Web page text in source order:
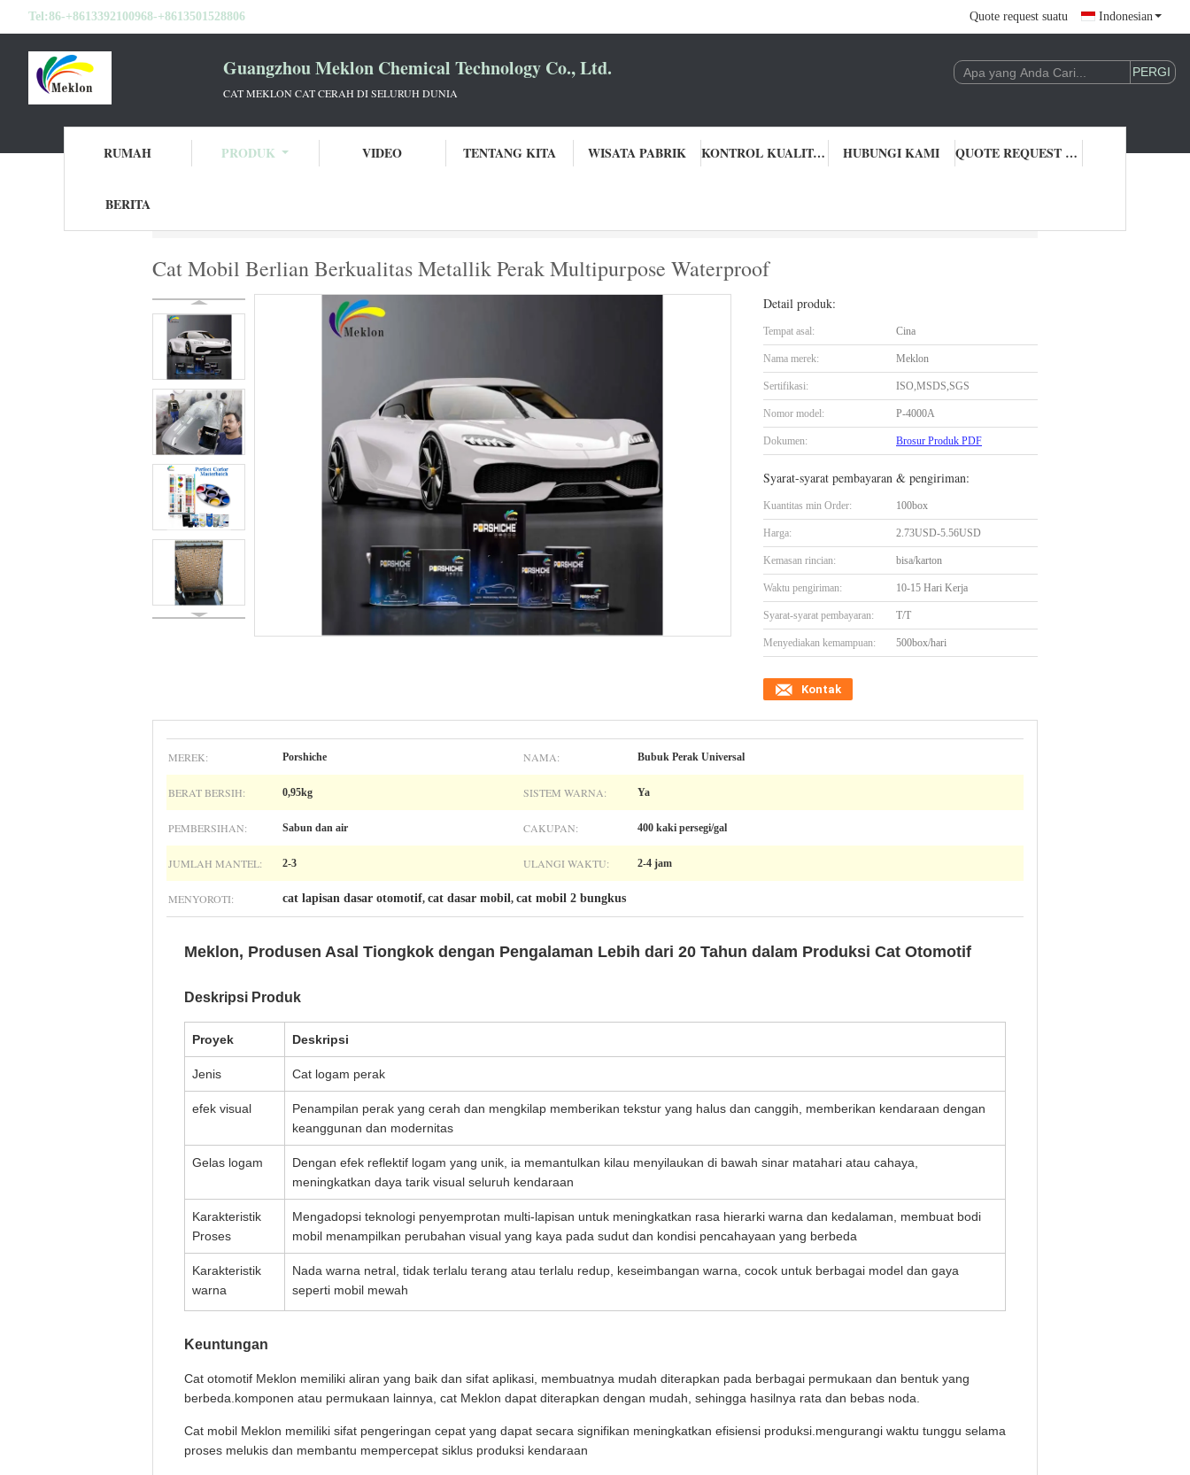
Tel:86-+8613392100968-+8613501528806 Quote request suatu Indonesian
Guangzhou Meklon Chemical Technology Co., Ltd.
CAT MEKLON CAT CERAH DI SELURUH DUNIA
RUMAH PRODUK VIDEO TENTANG KITA WISATA PABRIK KONTROL KUALITAS HUBUNGI KAMI QUOTE REQUEST SUATU
BERITA
Cat Mobil Berlian Berkualitas Metallik Perak Multipurpose Waterproof
Detail produk:
Tempat asal: Cina
Nama merek: Meklon
Sertifikasi: ISO,MSDS,SGS
Nomor model: P-4000A
Dokumen: Brosur Produk PDF
Syarat-syarat pembayaran & pengiriman:
Kuantitas min Order: 100box
Harga: 2.73USD-5.56USD
Kemasan rincian: bisa/karton
Waktu pengiriman: 10-15 Hari Kerja
Syarat-syarat pembayaran: T/T
Menyediakan kemampuan: 500box/hari
Kontak
MEREK: Porshiche NAMA: Bubuk Perak Universal
BERAT BERSIH: 0,95kg SISTEM WARNA: Ya
PEMBERSIHAN: Sabun dan air CAKUPAN: 400 kaki persegi/gal
JUMLAH MANTEL: 2-3 ULANGI WAKTU: 2-4 jam
MENYOROTI: cat lapisan dasar otomotif, cat dasar mobil, cat mobil 2 bungkus
Meklon, Produsen Asal Tiongkok dengan Pengalaman Lebih dari 20 Tahun dalam Produksi Cat Otomotif
Deskripsi Produk
Proyek Deskripsi
Jenis Cat logam perak
efek visual
Penampilan perak yang cerah dan mengkilap memberikan tekstur yang halus dan canggih, memberikan kendaraan dengan
keanggunan dan modernitas
Gelas logam
Dengan efek reflektif logam yang unik, ia memantulkan kilau menyilaukan di bawah sinar matahari atau cahaya,
meningkatkan daya tarik visual seluruh kendaraan
Karakteristik
Proses
Mengadopsi teknologi penyemprotan multi-lapisan untuk meningkatkan rasa hierarki warna dan kedalaman, membuat bodi
mobil menampilkan perubahan visual yang kaya pada sudut dan kondisi pencahayaan yang berbeda
Karakteristik
warna
Nada warna netral, tidak terlalu terang atau terlalu redup, keseimbangan warna, cocok untuk berbagai model dan gaya
seperti mobil mewah
Keuntungan
Cat otomotif Meklon memiliki aliran yang baik dan sifat aplikasi, membuatnya mudah diterapkan pada berbagai permukaan dan bentuk yang
berbeda.komponen atau permukaan lainnya, cat Meklon dapat diterapkan dengan mudah, sehingga hasilnya rata dan bebas noda.
Cat mobil Meklon memiliki sifat pengeringan cepat yang dapat secara signifikan meningkatkan efisiensi produksi.mengurangi waktu tunggu selama
proses melukis dan membantu mempercepat siklus produksi kendaraan